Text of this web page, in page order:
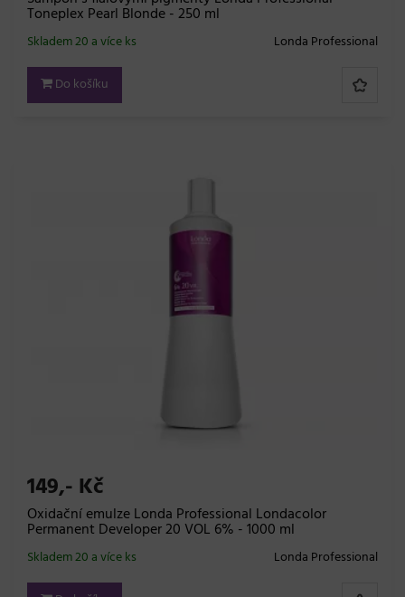
Toneplex Pearl Blonde - 250 ml
Londa Professional
Skladem 20 a více ks
Do košíku
149,- Kč
Oxidační emulze Londa Professional Londacolor
Permanent Developer 20 VOL 6% - 1000 ml
Londa Professional
Skladem 20 a více ks